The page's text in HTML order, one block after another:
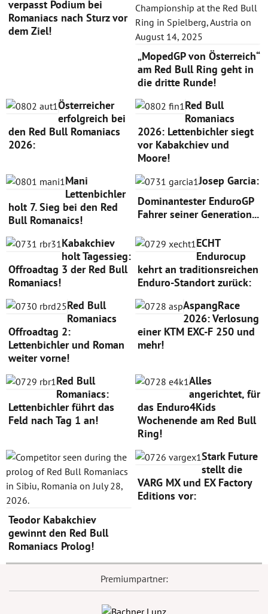
verpasst Podium bei
Romaniacs nach Sturz vor
dem Ziel!
„MopedGP von Österreich“
am Red Bull Ring geht in
die dritte Runde!
Österreicher
erfolgreich bei
den Red Bull Romaniacs
2026:
Red Bull
Romaniacs
2026: Lettenbichler siegt
vor Kabakchiev und
Moore!
Mani
Lettenbichler
holt 7. Sieg bei den Red
Bull Romanaics!
Josep Garcia:
Dominantester EnduroGP
Fahrer seiner Generation...
Kabakchiev
holt Tagessieg:
Offroadtag 3 der Red Bull
Romaniacs!
ECHT
Endurocup
kehrt an traditionsreichen
Enduro-Standort zurück:
Red Bull
Romaniacs
Offroadtag 2:
Lettenbichler und Roman
weiter vorne!
AspangRace
2026: Verlosung
einer KTM EXC-F 250 und
mehr!
Red Bull
Romaniacs:
Lettenbichler führt das
Feld nach Tag 1 an!
Alles
angerichtet, für
das Enduro4Kids
Wochenende am Red Bull
Ring!
Teodor Kabakchiev
gewinnt den Red Bull
Romaniacs Prolog!
Stark Future
stellt die
VARG MX und EX Factory
Editions vor:
Premiumpartner: